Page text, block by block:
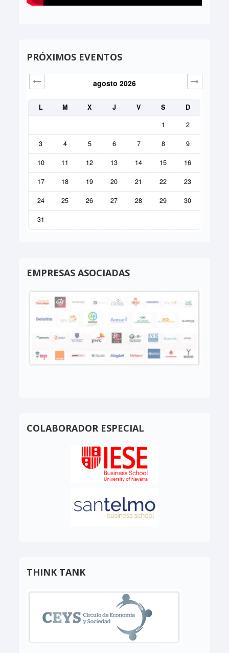
PRÓXIMOS EVENTOS
agosto 2026
L M X J V S
D
1
2
3 4 5 6 7 8 9
10 11 12 13 14 15 16
17 18 19 20 21 22 23
24 25 26 27 28 29 30
31
EMPRESAS ASOCIADAS
COLABORADOR ESPECIAL
THINK TANK